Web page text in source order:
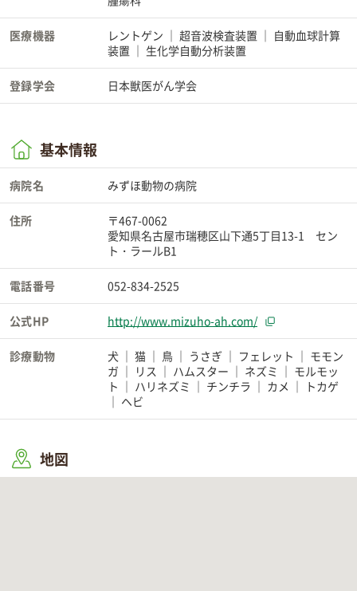
医療機器 レントゲン 超音波検査装置
自動血球計算
装置
生化学自動分析装置
登録学会 日本獣医がん学会
基本情報
病院名 みずほ動物の病院
住所
〒467-0062
愛知県名古屋市瑞穂区山下通5丁目13-1 セン
ト・ラールB1
電話番号 052-834-2525
公式HP http://www.mizuho-ah.com/
診療動物 犬 猫 鳥 うさぎ フェレット
モモン
ガ
リス ハムスター ネズミ
モルモッ
ト
ハリネズミ チンチラ カメ
トカゲ
ヘビ
地図